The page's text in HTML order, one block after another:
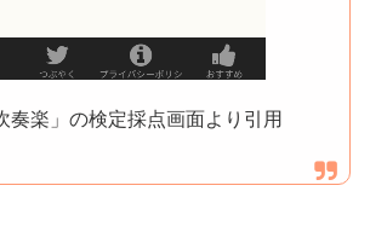
奏楽」の検定採点画面より引用